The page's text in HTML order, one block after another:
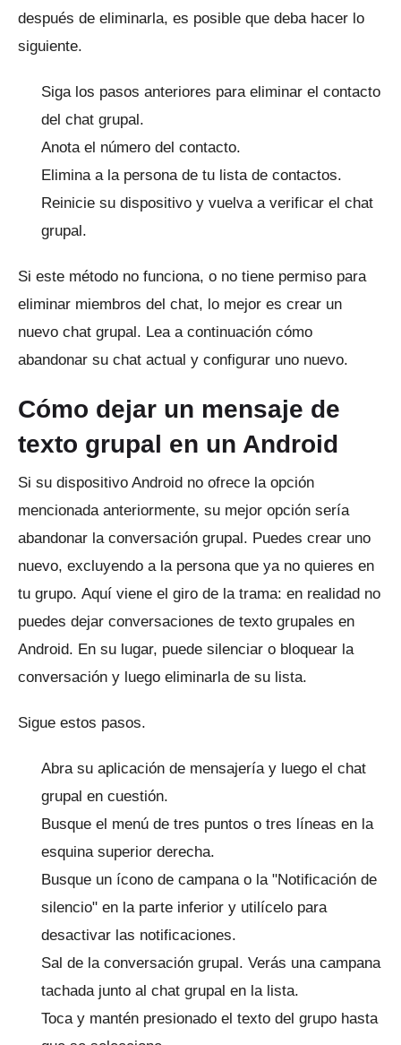
después de eliminarla, es posible que deba hacer lo
siguiente.
Siga los pasos anteriores para eliminar el contacto
del chat grupal.
Anota el número del contacto.
Elimina a la persona de tu lista de contactos.
Reinicie su dispositivo y vuelva a verificar el chat
grupal.
Si este método no funciona, o no tiene permiso para
eliminar miembros del chat, lo mejor es crear un
nuevo chat grupal. Lea a continuación cómo
abandonar su chat actual y configurar uno nuevo.
Cómo dejar un mensaje de
texto grupal en un Android
Si su dispositivo Android no ofrece la opción
mencionada anteriormente, su mejor opción sería
abandonar la conversación grupal. Puedes crear uno
nuevo, excluyendo a la persona que ya no quieres en
tu grupo. Aquí viene el giro de la trama: en realidad no
puedes dejar conversaciones de texto grupales en
Android. En su lugar, puede silenciar o bloquear la
conversación y luego eliminarla de su lista.
Sigue estos pasos.
Abra su aplicación de mensajería y luego el chat
grupal en cuestión.
Busque el menú de tres puntos o tres líneas en la
esquina superior derecha.
Busque un ícono de campana o la "Notificación de
silencio" en la parte inferior y utilícelo para
desactivar las notificaciones.
Sal de la conversación grupal. Verás una campana
tachada junto al chat grupal en la lista.
Toca y mantén presionado el texto del grupo hasta